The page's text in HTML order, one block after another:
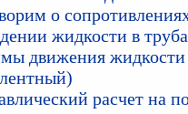
о
жидкости в
движения
расчет на